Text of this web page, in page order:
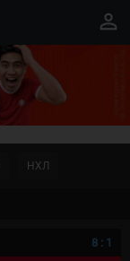
perm_identity
НХЛ
8 : 1